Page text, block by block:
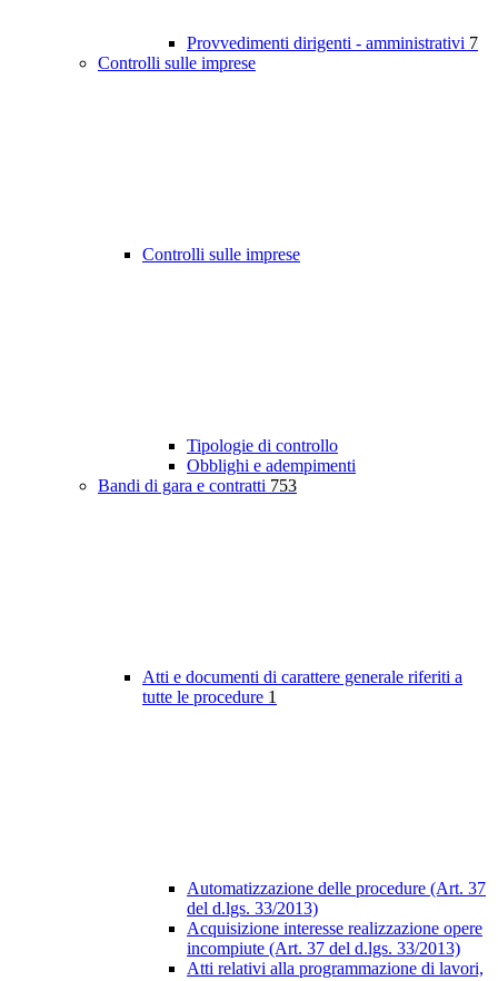
Provvedimenti dirigenti - amministrativi 7
Controlli sulle imprese
Controlli sulle imprese
Tipologie di controllo
Obblighi e adempimenti
Bandi di gara e contratti 753
Atti e documenti di carattere generale riferiti a
tutte le procedure 1
Automatizzazione delle procedure (Art. 37
del d.lgs. 33/2013)
Acquisizione interesse realizzazione opere
incompiute (Art. 37 del d.lgs. 33/2013)
Atti relativi alla programmazione di lavori,